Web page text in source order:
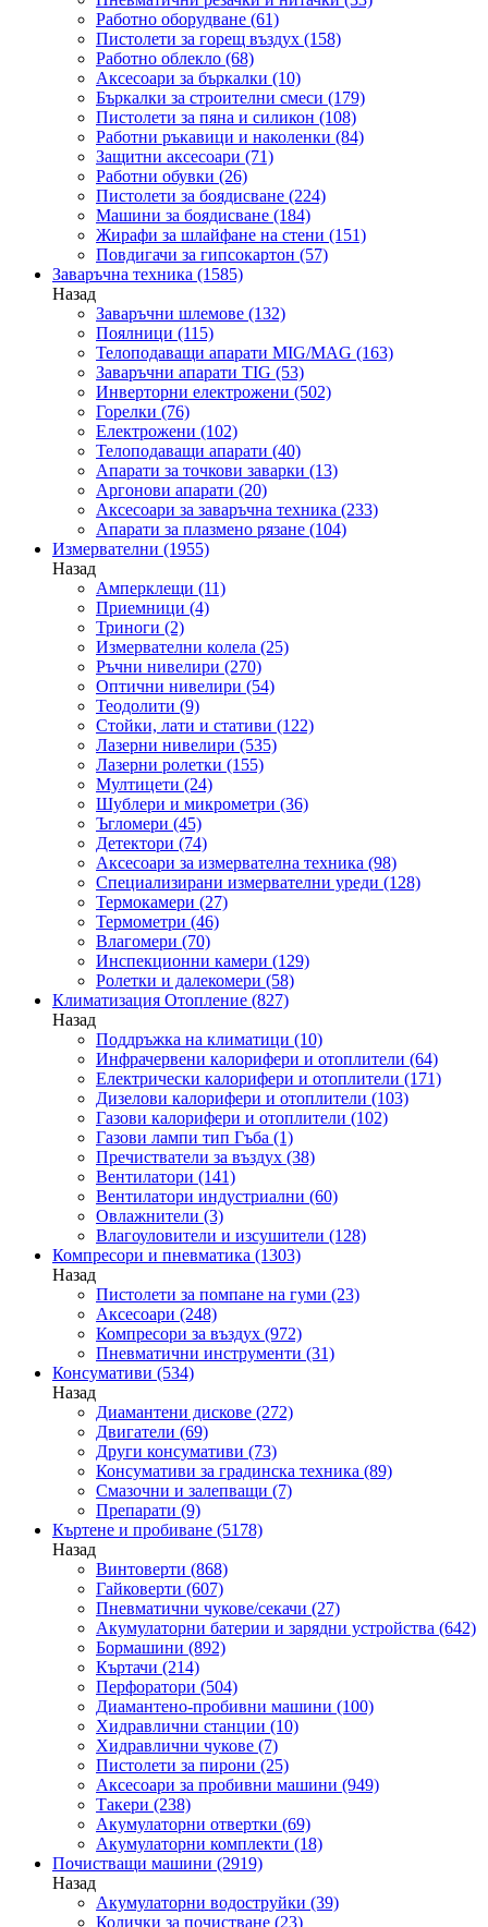
Работно оборудване (61)
Пистолети за горещ въздух (158)
Работно облекло (68)
Аксесоари за бъркалки (10)
Бъркалки за строителни смеси (179)
Пистолети за пяна и силикон (108)
Работни ръкавици и наколенки (84)
Защитни аксесоари (71)
Работни обувки (26)
Пистолети за боядисване (224)
Машини за боядисване (184)
Жирафи за шлайфане на стени (151)
Повдигачи за гипсокартон (57)
Заваръчна техника (1585)
Назад
Заваръчни шлемове (132)
Поялници (115)
Телоподаващи апарати MIG/MAG (163)
Заваръчни апарати TIG (53)
Инверторни електрожени (502)
Горелки (76)
Електрожени (102)
Телоподаващи апарати (40)
Апарати за точкови заварки (13)
Аргонови апарати (20)
Аксесоари за заваръчна техника (233)
Апарати за плазмено рязане (104)
Измервателни (1955)
Назад
Амперклещи (11)
Приемници (4)
Триноги (2)
Измервателни колела (25)
Ръчни нивелири (270)
Оптични нивелири (54)
Теодолити (9)
Стойки, лати и стативи (122)
Лазерни нивелири (535)
Лазерни ролетки (155)
Мултицети (24)
Шублери и микрометри (36)
Ъгломери (45)
Детектори (74)
Аксесоари за измервателна техника (98)
Специализирани измервателни уреди (128)
Термокамери (27)
Термометри (46)
Влагомери (70)
Инспекционни камери (129)
Ролетки и далекомери (58)
Климатизация Отопление (827)
Назад
Поддръжка на климатици (10)
Инфрачервени калорифери и отоплители (64)
Електрически калорифери и отоплители (171)
Дизелови калорифери и отоплители (103)
Газови калорифери и отоплители (102)
Газови лампи тип Гъба (1)
Пречистватели за въздух (38)
Вентилатори (141)
Вентилатори индустриални (60)
Овлажнители (3)
Влагоуловители и изсушители (128)
Компресори и пневматика (1303)
Назад
Пистолети за помпане на гуми (23)
Аксесоари (248)
Компресори за въздух (972)
Пневматични инструменти (31)
Консумативи (534)
Назад
Диамантени дискове (272)
Двигатели (69)
Други консумативи (73)
Консумативи за градинска техника (89)
Смазочни и залепващи (7)
Препарати (9)
Къртене и пробиване (5178)
Назад
Винтоверти (868)
Гайковерти (607)
Пневматични чукове/секачи (27)
Акумулаторни батерии и зарядни устройства (642)
Бормашини (892)
Къртачи (214)
Перфоратори (504)
Диамантено-пробивни машини (100)
Хидравлични станции (10)
Хидравлични чукове (7)
Пистолети за пирони (25)
Аксесоари за пробивни машини (949)
Такери (238)
Акумулаторни отвертки (69)
Акумулаторни комплекти (18)
Почистващи машини (2919)
Назад
Акумулаторни водоструйки (39)
Колички за почистване (23)